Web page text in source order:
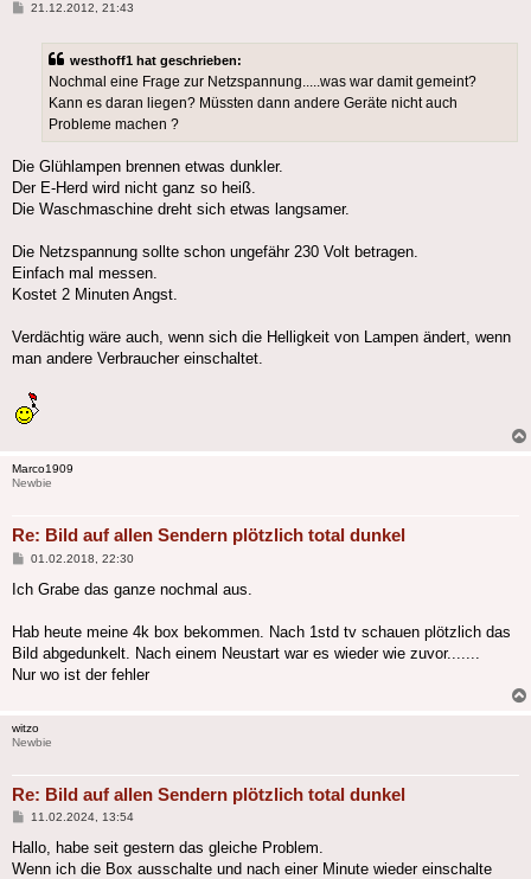
Beitrag
21.12.2012, 21:43
westhoff1 hat geschrieben:
Nochmal eine Frage zur Netzspannung.....was war damit gemeint?
Kann es daran liegen? Müssten dann andere Geräte nicht auch
Probleme machen ?
Die Glühlampen brennen etwas dunkler.
Der E-Herd wird nicht ganz so heiß.
Die Waschmaschine dreht sich etwas langsamer.
Die Netzspannung sollte schon ungefähr 230 Volt betragen.
Einfach mal messen.
Kostet 2 Minuten Angst.
Verdächtig wäre auch, wenn sich die Helligkeit von Lampen ändert, wenn
man andere Verbraucher einschaltet.
Marco1909
Newbie
Re: Bild auf allen Sendern plötzlich total dunkel
Beitrag
01.02.2018, 22:30
Ich Grabe das ganze nochmal aus.
Hab heute meine 4k box bekommen. Nach 1std tv schauen plötzlich das
Bild abgedunkelt. Nach einem Neustart war es wieder wie zuvor.......
Nur wo ist der fehler
witzo
Newbie
Re: Bild auf allen Sendern plötzlich total dunkel
Beitrag
11.02.2024, 13:54
Hallo, habe seit gestern das gleiche Problem.
Wenn ich die Box ausschalte und nach einer Minute wieder einschalte